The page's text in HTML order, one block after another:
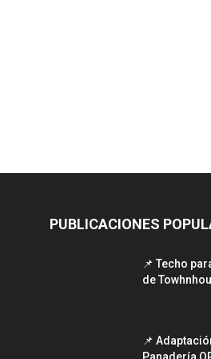
PUBLICACIONES
📌 Techo
de
📌